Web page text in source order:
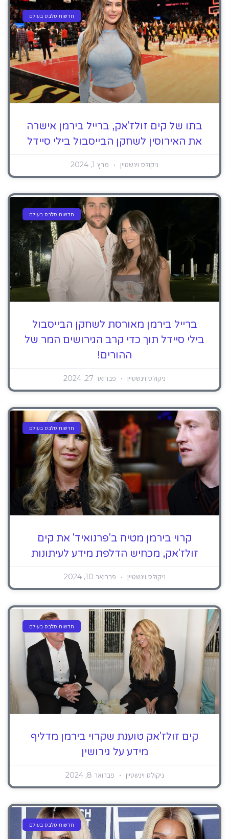
חדשות סלבס בעולם
בתו של קים זולז'אק, ברייל בירמן אישרה
את האירוסין לשחקן הבייסבול בילי סיידל
ניקולס וינשטיין מרץ 1, 2024
חדשות סלבס בעולם
ברייל בירמן מאורסת לשחקן הבייסבול
בילי סיידל תוך כדי קרב הגירושים המר של
ההורים!
ניקולס וינשטיין פברואר 27, 2024
חדשות סלבס בעולם
קרוי בירמן מטיח ב'פרנואיד' את קים
זולז'אק, מכחיש הדלפת מידע לעיתונות
ניקולס וינשטיין פברואר 10, 2024
חדשות סלבס בעולם
קים זולז'אק טוענת שקרוי בירמן מדליף
מידע על גירושין
ניקולס וינשטיין פברואר 8, 2024
חדשות סלבס בעולם